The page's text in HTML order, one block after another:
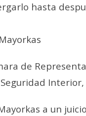
hasta
de
a un